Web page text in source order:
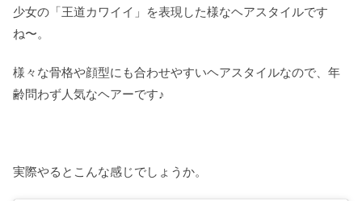
少女の「王道カワイイ」を表現した様なヘアスタイルです
ね〜。
様々な骨格や顔型にも合わせやすいヘアスタイルなので、年
齢問わず人気なヘアーです♪
実際やるとこんな感じでしょうか。